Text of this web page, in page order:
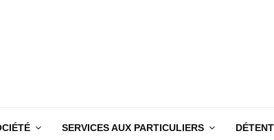
SERVICES AUX PARTICULIERS